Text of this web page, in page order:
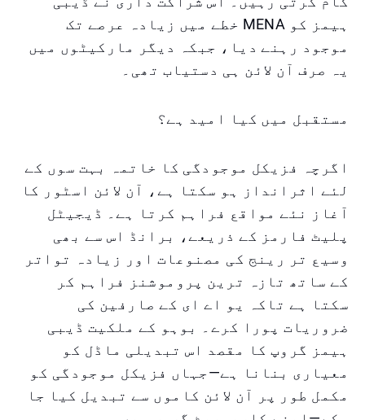
ہیمز کو MENA خطے میں زیادہ عرصے تک
موجود رہنے دیا، جبکہ دیگر مارکیٹوں میں
یہ صرف آن لائن ہی دستیاب تھی۔
مستقبل میں کیا امید ہے؟
اگرچہ فزیکل موجودگی کا خاتمہ بہت سوں کے
لئے اثرانداز ہو سکتا ہے، آن لائن اسٹور کا
آغاز نئے مواقع فراہم کرتا ہے۔ ڈیجیٹل
پلیٹ فارمز کے ذریعے، برانڈ اس سے بھی
وسیع تر رینج کی مصنوعات اور زیادہ تواتر
کے ساتھ تازہ ترین پروموشنز فراہم کر
سکتا ہے تاکہ یو اے ای کے صارفین کی
ضروریات پورا کرے۔ بوہو کے ملکیت ڈیبی
ہیمز گروپ کا مقصد اس تبدیلی ماڈل کو
معیاری بنانا ہے—جہاں فزیکل موجودگی کو
مکمل طور پر آن لائن کاموں سے تبدیل کیا جا